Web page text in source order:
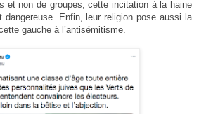
et non de groupes, cette incitation à la haine
dangereuse. Enfin, leur religion pose aussi la
gauche à l’antisémitisme.